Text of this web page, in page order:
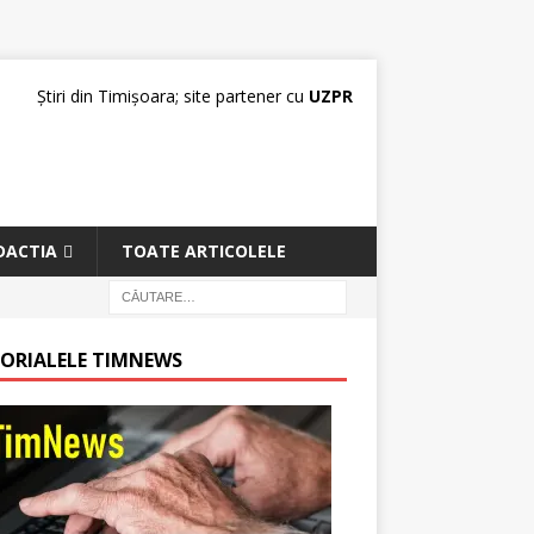
Știri din Timișoara; site partener cu UZPR
TOATE ARTICOLELE
TIMNEWS